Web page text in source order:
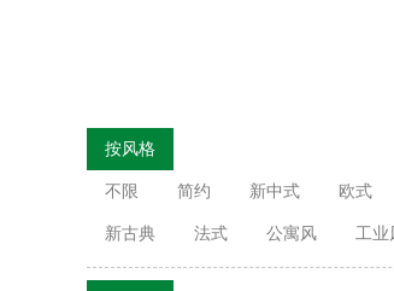
按风格
不限 简约 新中式 欧式
新古典 法式 公寓风 工业